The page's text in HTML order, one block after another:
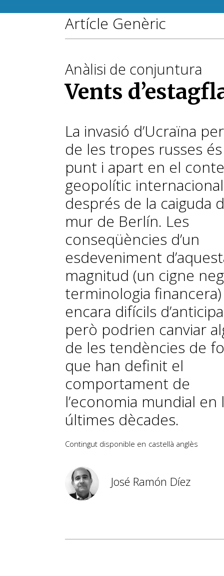
Artícle Genèric
Anàlisi de conjuntura
Vents
La invasió d’Ucraïna
de les tropes russes
punt i apart en el
geopolític internacional
després de la caiguda
mur de Berlín. Les
conseqüències d’un
esdeveniment
magnitud (un cigne
terminologia
encara difícils
però podrien canviar
de les tendències de
que han definit el
comportament de
l’economia mundial en
últimes dècades.
Contingut disponible en castellà anglès
José Ramón Díez